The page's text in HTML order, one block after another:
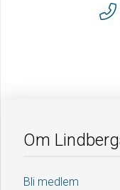
Om
Bli medlem